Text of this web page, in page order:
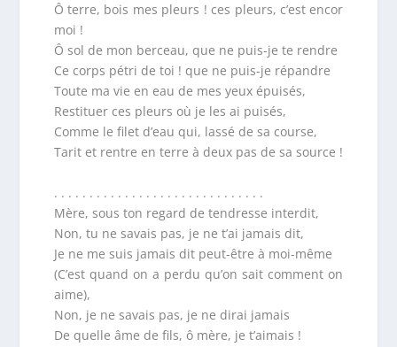
Ô terre, bois mes pleurs ! ces pleurs, c’est encor
moi !
Ô sol de mon berceau, que ne puis-je te rendre
Ce corps pétri de toi ! que ne puis-je répandre
Toute ma vie en eau de mes yeux épuisés,
Restituer ces pleurs où je les ai puisés,
Comme le filet d’eau qui, lassé de sa course,
Tarit et rentre en terre à deux pas de sa source !
. . . . . . . . . . . . . . . . . . . . . . . . . . . . . .
Mère, sous ton regard de tendresse interdit,
Non, tu ne savais pas, je ne t’ai jamais dit,
Je ne me suis jamais dit peut-être à moi-même
(C’est quand on a perdu qu’on sait comment on
aime),
Non, je ne savais pas, je ne dirai jamais
De quelle âme de fils, ô mère, je t’aimais !